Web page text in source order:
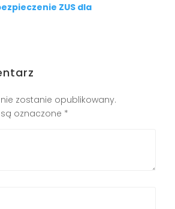
ZUS dla
zostanie opublikowany.
oznaczone *